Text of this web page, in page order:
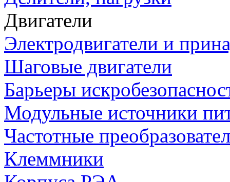
Двигатели
Электродвигатели и
Шаговые двигатели
Барьеры
Модульные источники
Частотные
Клеммники